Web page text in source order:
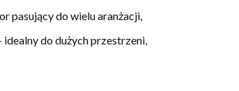
pasujący do wielu aranżacji,
do dużych przestrzeni,